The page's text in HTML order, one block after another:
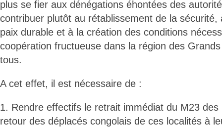
plus se fier aux dénégations éhontées des
contribuer plutôt au rétablissement de la sécurité,
paix durable et à la création des conditions
coopération fructueuse dans la région des
tous.
A cet effet, il est nécessaire de :
1. Rendre effectifs le retrait immédiat du M23 des
retour des déplacés congolais de ces localités à